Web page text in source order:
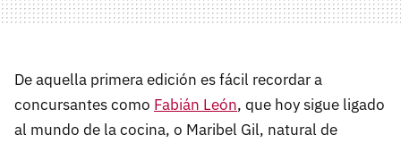
De aquella primera edición es fácil recordar a
concursantes como Fabián León, que hoy sigue ligado
al mundo de la cocina, o Maribel Gil, natural de